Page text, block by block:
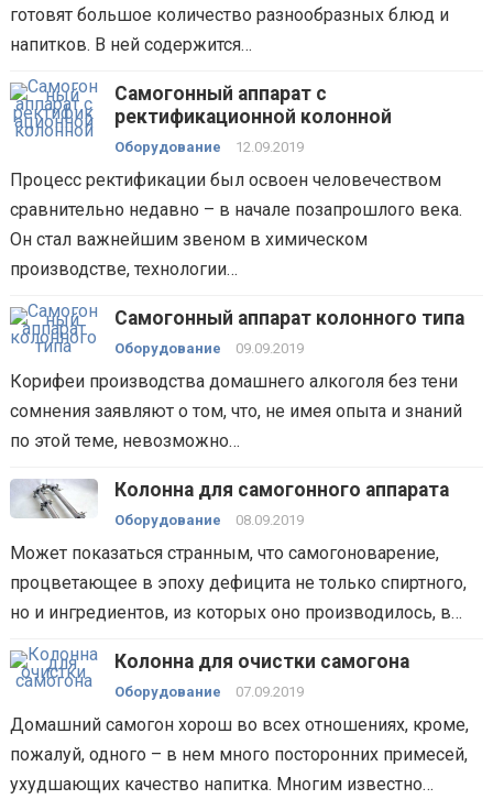
готовят большое количество разнообразных блюд и
напитков. В ней содержится…
Самогонный аппарат с
ректификационной колонной
Оборудование 12.09.2019
Процесс ректификации был освоен человечеством
сравнительно недавно – в начале позапрошлого века.
Он стал важнейшим звеном в химическом
производстве, технологии…
Самогонный аппарат колонного типа
Оборудование 09.09.2019
Корифеи производства домашнего алкоголя без тени
сомнения заявляют о том, что, не имея опыта и знаний
по этой теме, невозможно…
Колонна для самогонного аппарата
Оборудование 08.09.2019
Может показаться странным, что самогоноварение,
процветающее в эпоху дефицита не только спиртного,
но и ингредиентов, из которых оно производилось, в…
Колонна для очистки самогона
Оборудование 07.09.2019
Домашний самогон хорош во всех отношениях, кроме,
пожалуй, одного – в нем много посторонних примесей,
ухудшающих качество напитка. Многим известно…